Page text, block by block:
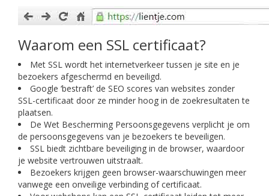
Waarom een SSL certificaat?
Met SSL wordt het internetverkeer tussen je site en je
bezoekers afgeschermd en beveiligd.
Google ‘bestraft’ de SEO scores van websites zonder
SSL-certificaat door ze minder hoog in de zoekresultaten te
plaatsen.
De Wet Bescherming Persoonsgegevens verplicht je om
de persoonsgegevens van je bezoekers te beveiligen.
SSL biedt zichtbare beveiliging in de browser, waardoor
je website vertrouwen uitstraalt.
Bezoekers krijgen geen browser-waarschuwingen meer
vanwege een onveilige verbinding of certificaat.